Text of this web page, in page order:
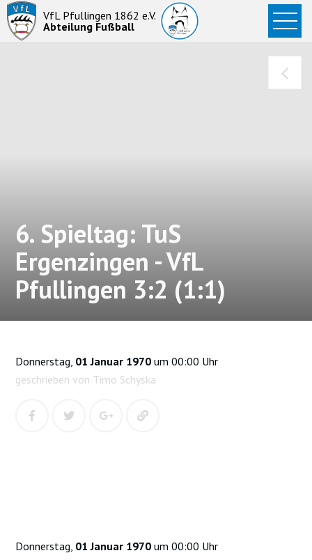
VfL Pfullingen 1862 e.V.
Abteilung Fußball
Startseite
News
6. Spieltag: TuS
Ergenzingen - VfL
Pfullingen 3:2 (1:1)
Donnerstag, 01 Januar 1970 um 00:00 Uhr
geschrieben von Timo Schyska
Donnerstag, 01 Januar 1970 um 00:00 Uhr